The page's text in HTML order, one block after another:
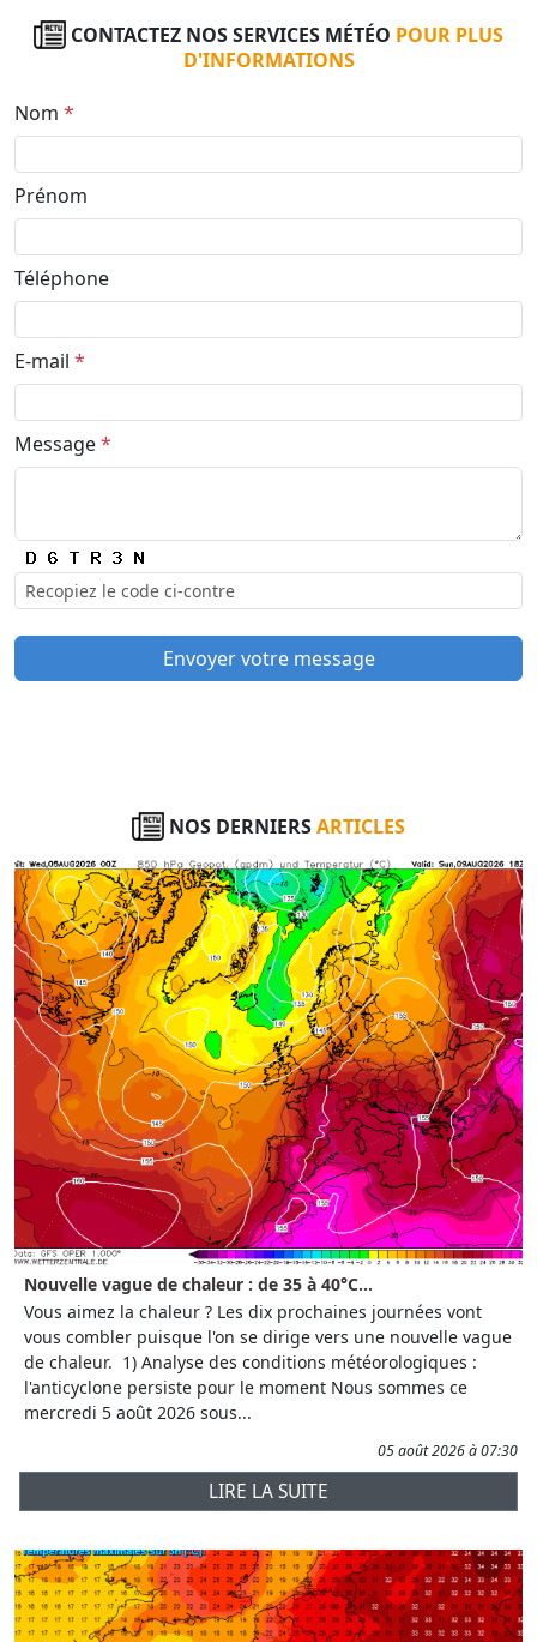
CONTACTEZ NOS SERVICES MÉTÉO POUR PLUS
D'INFORMATIONS
Nom *
Prénom
Téléphone
E-mail *
Message*
Envoyer votre message
NOS DERNIERSARTICLES
Nouvelle vague de chaleur : de 35 à 40°C...
Vous aimez la chaleur ? Les dix prochaines journées vont
vous combler puisque l'on se dirige vers une nouvelle vague
de chaleur. 1) Analyse des conditions météorologiques :
l'anticyclone persiste pour le moment Nous sommes ce
mercredi 5 août 2026 sous...
05 août 2026 à 07:30
LIRE LA SUITE